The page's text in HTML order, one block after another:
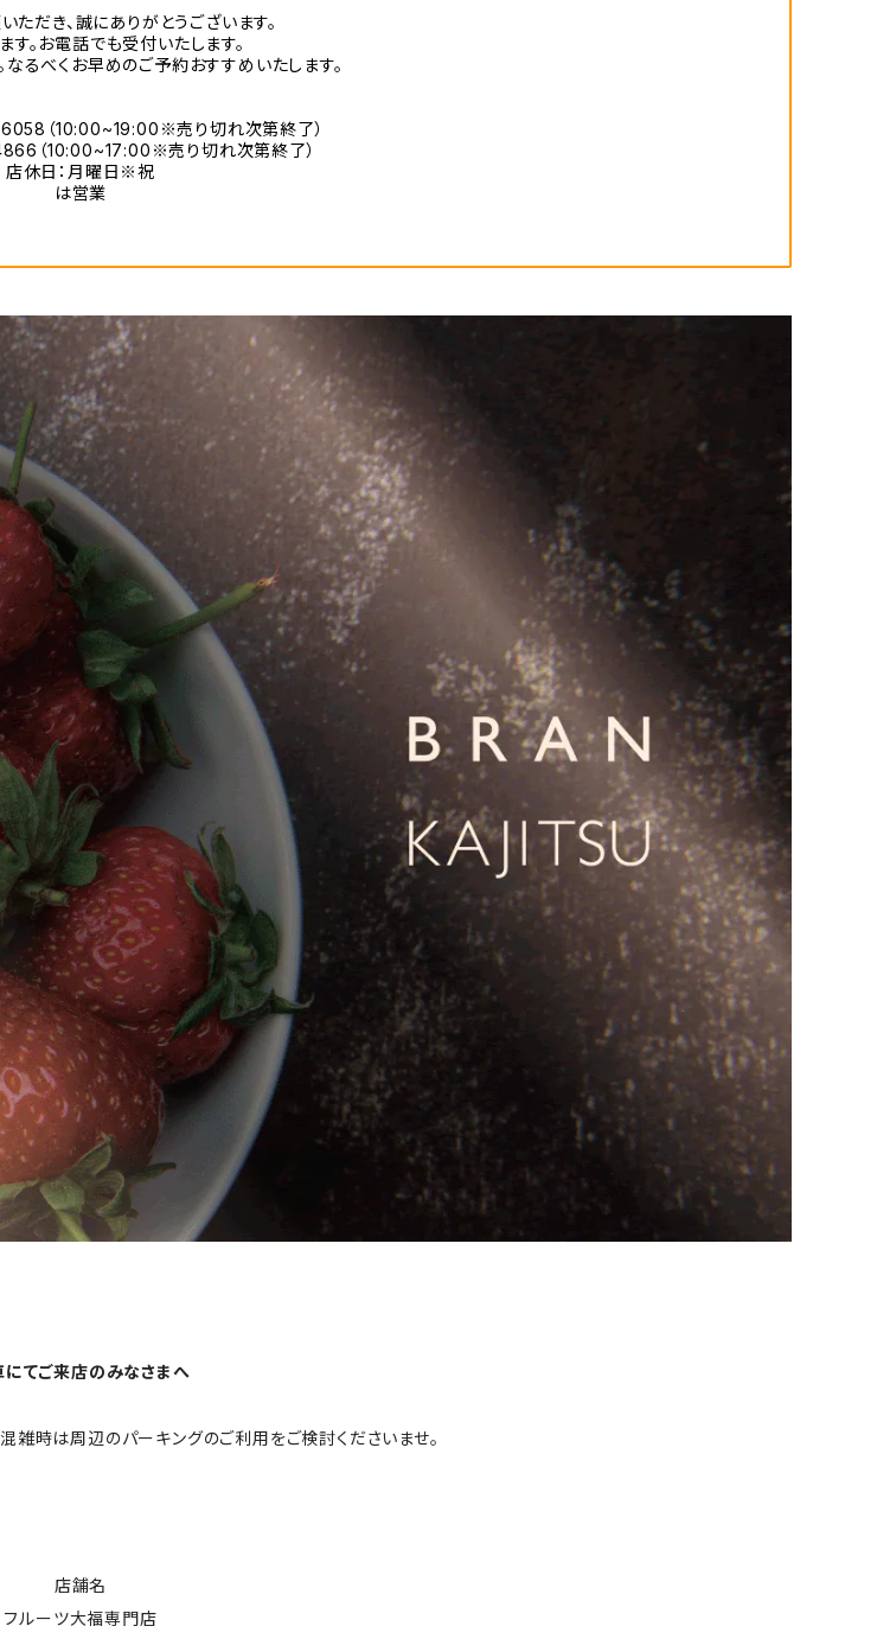
ただき、誠にありがとうございます。
す。お電話でも受付いたします。
るべくお早めのご予約おすすめいたします。
（10:00~19:00※売り切れ次第終了）
（10:00~17:00※売り切れ次第終了）
店休日：月曜日※祝
は営業
にてご来店のみなさまへ
雑時は周辺のパーキングのご利用をご検討くださいませ。
店舗名
フルーツ大福専門店